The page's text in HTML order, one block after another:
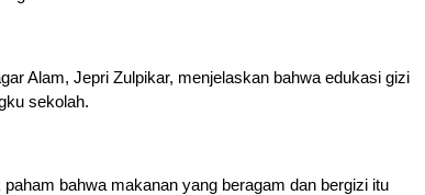
Alam, Jepri Zulpikar, menjelaskan bahwa edukasi gizi
sekolah.
paham bahwa makanan yang beragam dan bergizi itu